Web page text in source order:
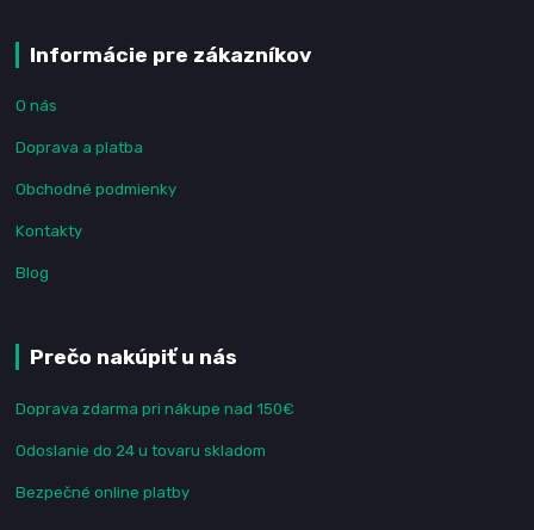
Informácie pre zákazníkov
O nás
Doprava a platba
Obchodné podmienky
Kontakty
Blog
Prečo nakúpiť u nás
Doprava zdarma pri nákupe nad 150€
Odoslanie do 24 u tovaru skladom
Bezpečné online platby